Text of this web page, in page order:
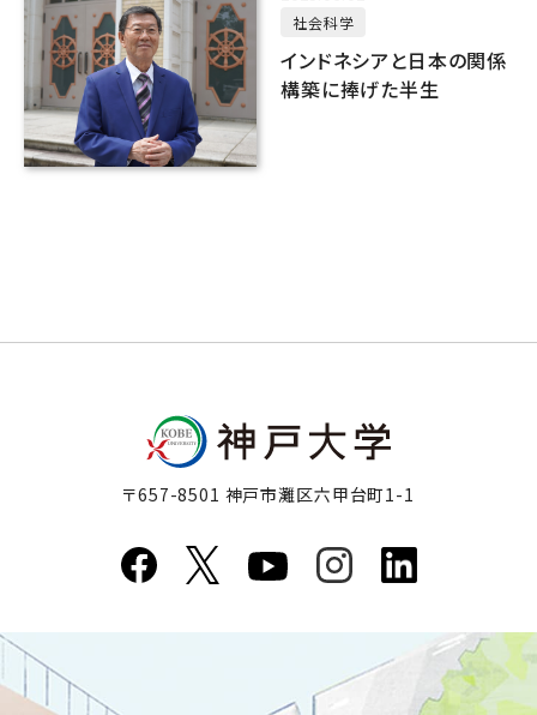
社会科学
インドネシアと日本の関係
構築に捧げた半生
〒657-8501 神戸市灘区六甲台町1-1